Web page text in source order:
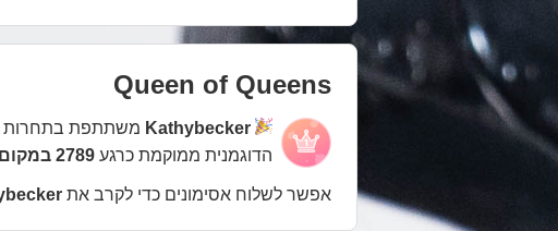
Queen of Queens
Kathybecker משתתפת בתחרות
הדוגמנית ממוקמת כרגע 2789 במקום
אפשר לשלוח אסימונים כדי לקרב את